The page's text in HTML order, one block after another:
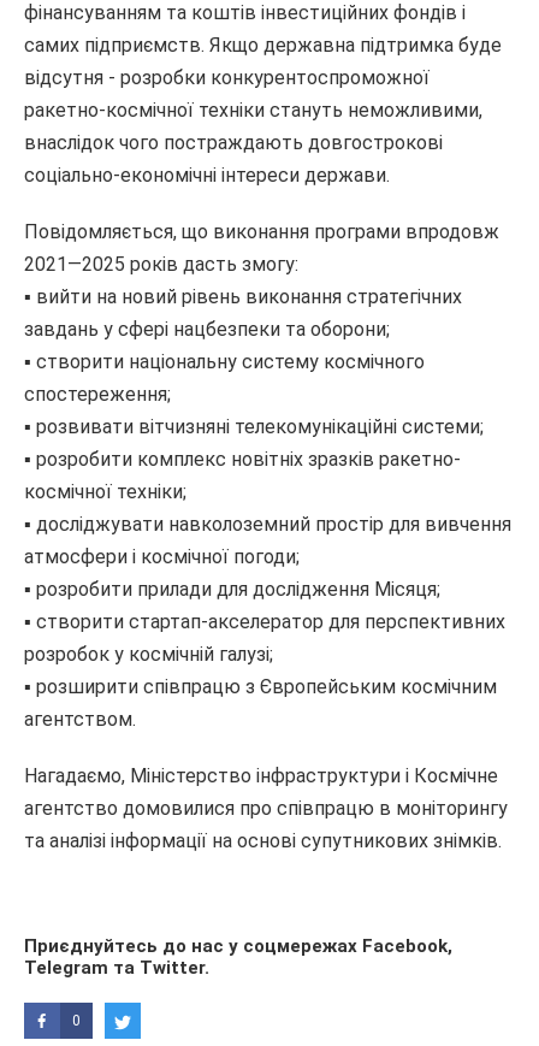
фінансуванням та коштів інвестиційних фондів і
самих підприємств. Якщо державна підтримка буде
відсутня - розробки конкурентоспроможної
ракетно-космічної техніки стануть неможливими,
внаслідок чого постраждають довгострокові
соціально-економічні інтереси держави.
Повідомляється, що виконання програми впродовж
2021―2025 років дасть змогу:
▪️ вийти на новий рівень виконання стратегічних
завдань у сфері нацбезпеки та оборони;
▪️ створити національну систему космічного
спостереження;
▪️ розвивати вітчизняні телекомунікаційні системи;
▪️ розробити комплекс новітніх зразків ракетно-
космічної техніки;
▪️ досліджувати навколоземний простір для вивчення
атмосфери і космічної погоди;
▪️ розробити прилади для дослідження Місяця;
▪️ створити стартап-акселератор для перспективних
розробок у космічній галузі;
▪️ розширити співпрацю з Європейським космічним
агентством.
Нагадаємо, Міністерство інфраструктури і Космічне
агентство домовилися про співпрацю в моніторингу
та аналізі інформації на основі супутникових знімків.
Приєднуйтесь до нас у соцмережах Facebook,
Telegram та Twitter.
0